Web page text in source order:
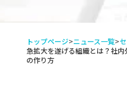
トップページ>ニュース一覧>
急拡大を遂げる組織とは？社
の作り方